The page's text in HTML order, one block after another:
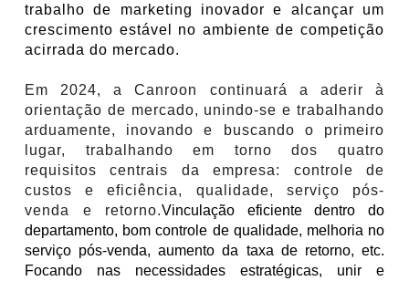
trabalho de marketing inovador e alcançar um
crescimento estável no ambiente de competição
acirrada do mercado.
Em 2024, a Canroon continuará a aderir à
orientação de mercado, unindo-se e trabalhando
arduamente, inovando e buscando o primeiro
lugar, trabalhando em torno dos quatro
requisitos centrais da empresa: controle de
custos e eficiência, qualidade, serviço pós-
venda e retorno.Vinculação eficiente dentro do
departamento, bom controle de qualidade, melhoria no
serviço pós-venda, aumento da taxa de retorno, etc.
Focando nas necessidades estratégicas, unir e